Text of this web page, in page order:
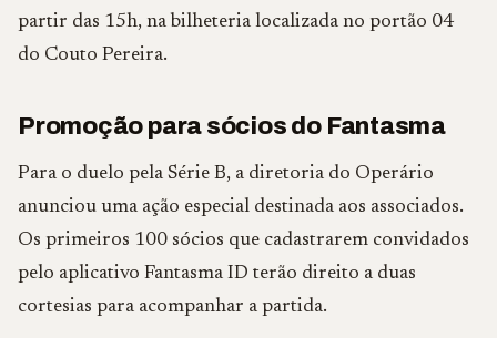
partir das 15h, na bilheteria localizada no portão 04
do Couto Pereira.
Promoção para sócios do Fantasma
Para o duelo pela Série B, a diretoria do Operário
anunciou uma ação especial destinada aos associados.
Os primeiros 100 sócios que cadastrarem convidados
pelo aplicativo Fantasma ID terão direito a duas
cortesias para acompanhar a partida.